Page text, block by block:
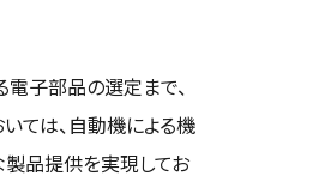
電子部品の選定まで、
ては、自動機による機
品提供を実現してお